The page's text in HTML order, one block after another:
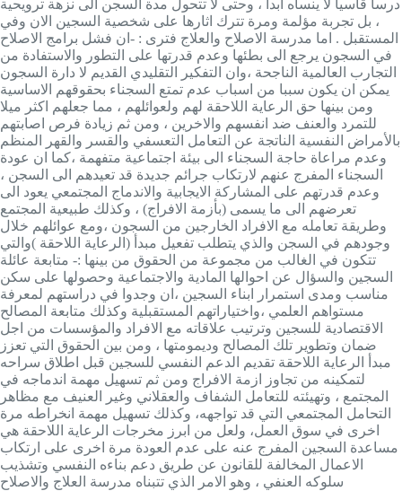
درسا قاسيا لا ينساه ابدا ، وحتى لا تتحول مدة السجن الى نزهة ترويحية
، بل تجربة مؤلمة ومرة تترك اثارها على شخصية السجين الان وفي
المستقبل . اما مدرسة الاصلاح والعلاج فترى : -ان فشل برامج الاصلاح
في السجون يرجع الى بطئها وعدم قدرتها على التطور والاستفادة من
التجارب العالمية الناجحة ،وان التفكير التقليدي القديم لا دارة السجون
يمكن ان يكون سببا من اسباب عدم تمتع السجناء بحقوقهم الاساسية
ومن بينها حق الرعاية اللاحقة لهم ولعوائلهم ، مما جعلهم اكثر ميلا
للتمرد والعنف ضد انفسهم والاخرين ، ومن ثم زيادة فرص اصابتهم
بالأمراض النفسية الناتجة عن التعامل التعسفي والقسر والقهر المنظم
وعدم مراعاة حاجة السجناء الى بيئة اجتماعية متفهمة ،كما ان عودة
السجناء المفرج عنهم لارتكاب جرائم جديدة قد تعيدهم الى السجن ،
وعدم قدرتهم على المشاركة الايجابية والاندماج المجتمعي يعود الى
تعرضهم الى ما يسمى (بأزمة الافراج) ، وكذلك طبيعية المجتمع
وطريقة تعامله مع الافراد الخارجين من السجون ،ومع عوائلهم خلال
وجودهم في السجن والذي يتطلب تفعيل مبدأ (الرعاية اللاحقة )والتي
تتكون في الغالب من مجموعة من الحقوق من بينها :- متابعة عائلة
السجين والسؤال عن احوالها المادية والاجتماعية وحصولها على سكن
مناسب ومدى استمرار ابناء السجين ،ان وجدوا في دراستهم لمعرفة
مستواهم العلمي ،واختياراتهم المستقبلية وكذلك متابعة المصالح
الاقتصادية للسجين وترتيب علاقاته مع الافراد والمؤسسات من اجل
ضمان وتطوير تلك المصالح وديمومتها ، ومن بين الحقوق التي تعزز
مبدأ الرعاية اللاحقة تقديم الدعم النفسي للسجين قبل اطلاق سراحه
لتمكينه من تجاوز ازمة الافراج ومن ثم تسهيل مهمة اندماجه في
المجتمع ، وتهيئته للتعامل الشفاف والعقلاني وغير العنيف مع مظاهر
التحامل المجتمعي التي قد تواجهه، وكذلك تسهيل مهمة انخراطه مرة
اخرى في سوق العمل، ولعل من ابرز مخرجات الرعاية اللاحقة هي
مساعدة السجين المفرج عنه على عدم العودة مرة اخرى على ارتكاب
الاعمال المخالفة للقانون عن طريق دعم بناءه النفسي وتشذيب
سلوكه العنفي ، وهو الامر الذي تتبناه مدرسة العلاج والاصلاح